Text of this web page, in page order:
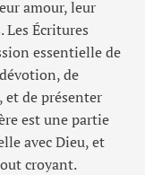
amour, leur
Écritures
essentielle de
de
et de présenter
est une partie
avec Dieu, et
croyant.